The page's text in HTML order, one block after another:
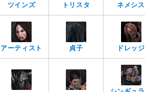
ツインズ トリスタ ネメシス
アーティスト 貞子 ドレッジ